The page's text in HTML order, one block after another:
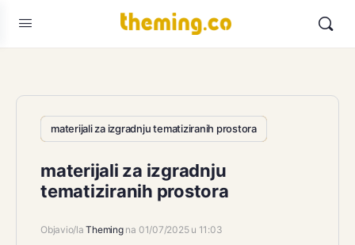
materijali za izgradnju tematiziranih prostora
materijali za izgradnju
tematiziranih prostora
Objavio/laTheming na 01/07/2025 u 11:03